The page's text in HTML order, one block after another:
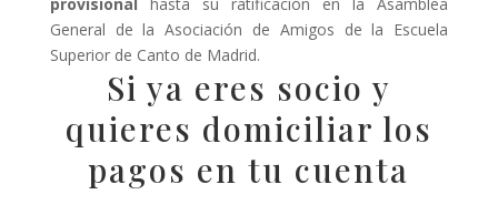
General de la Asociación de Amigos de la Escuela
Superior de Canto de Madrid.
Si ya eres socio y
quieres domiciliar los
pagos en tu cuenta